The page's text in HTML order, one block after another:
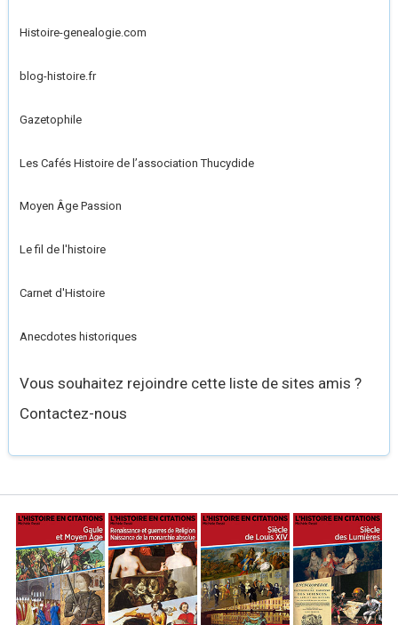
Histoire-genealogie.com
blog-histoire.fr
Gazetophile
Les Cafés Histoire de l’association Thucydide
Moyen Âge Passion
Le fil de l'histoire
Carnet d'Histoire
Anecdotes historiques
Vous souhaitez rejoindre cette liste de sites amis ?
Contactez-nous